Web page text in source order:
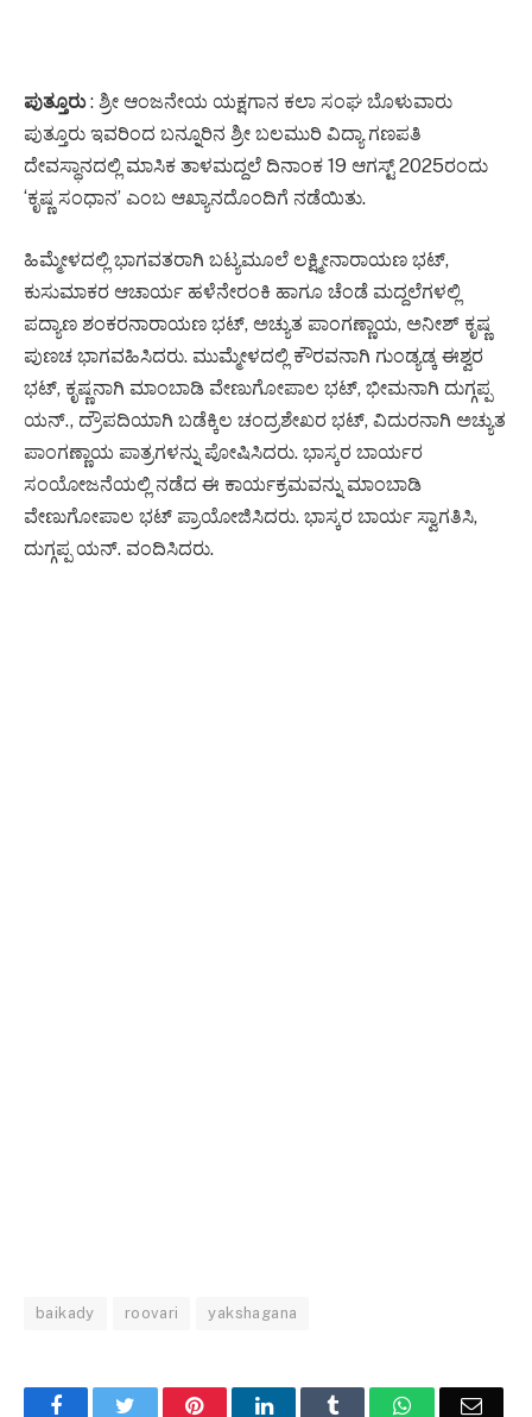
ಪುತ್ತೂರು: ಶ್ರೀ ಆಂಜನೇಯ ಯಕ್ಷಗಾನ ಕಲಾ ಸಂಘ ಬೊಳುವಾರು
ಪುತ್ತೂರು ಇವರಿಂದ ಬನ್ನೂರಿನ ಶ್ರೀ ಬಲಮುರಿ ವಿದ್ಯಾ ಗಣಪತಿ
ದೇವಸ್ಥಾನದಲ್ಲಿ ಮಾಸಿಕ ತಾಳಮದ್ದಲೆ ದಿನಾಂಕ 19 ಆಗಸ್ಟ್ 2025ರಂದು
‘ಕೃಷ್ಣ ಸಂಧಾನ’ ಎಂಬ ಆಖ್ಯಾನದೊಂದಿಗೆ ನಡೆಯಿತು.
ಹಿಮ್ಮೇಳದಲ್ಲಿ ಭಾಗವತರಾಗಿ ಬಟ್ಯಮೂಲೆ ಲಕ್ಷ್ಮೀನಾರಾಯಣ ಭಟ್,
ಕುಸುಮಾಕರ ಆಚಾರ್ಯ ಹಳೆನೇರಂಕಿ ಹಾಗೂ ಚೆಂಡೆ ಮದ್ದಲೆಗಳಲ್ಲಿ
ಪದ್ಯಾಣ ಶಂಕರನಾರಾಯಣ ಭಟ್, ಅಚ್ಯುತ ಪಾಂಗಣ್ಣಾಯ, ಅನೀಶ್ ಕೃಷ್ಣ
ಪುಣಚ ಭಾಗವಹಿಸಿದರು. ಮುಮ್ಮೇಳದಲ್ಲಿ ಕೌರವನಾಗಿ ಗುಂಡ್ಯಡ್ಕ ಈಶ್ವರ
ಭಟ್, ಕೃಷ್ಣನಾಗಿ ಮಾಂಬಾಡಿ ವೇಣುಗೋಪಾಲ ಭಟ್, ಭೀಮನಾಗಿ ದುಗ್ಗಪ್ಪ
ಯನ್., ದ್ರೌಪದಿಯಾಗಿ ಬಡೆಕ್ಕಿಲ ಚಂದ್ರಶೇಖರ ಭಟ್, ವಿದುರನಾಗಿ ಅಚ್ಯುತ
ಪಾಂಗಣ್ಣಾಯ ಪಾತ್ರಗಳನ್ನು ಪೋಷಿಸಿದರು. ಭಾಸ್ಕರ ಬಾರ್ಯರ
ಸಂಯೋಜನೆಯಲ್ಲಿ ನಡೆದ ಈ ಕಾರ್ಯಕ್ರಮವನ್ನು ಮಾಂಬಾಡಿ
ವೇಣುಗೋಪಾಲ ಭಟ್ ಪ್ರಾಯೋಜಿಸಿದರು. ಭಾಸ್ಕರ ಬಾರ್ಯ ಸ್ವಾಗತಿಸಿ,
ದುಗ್ಗಪ್ಪ ಯನ್. ವಂದಿಸಿದರು.
baikady roovari yakshagana
FacebookTwitter PinterestLinkedInTumblr WhatsAppEmail